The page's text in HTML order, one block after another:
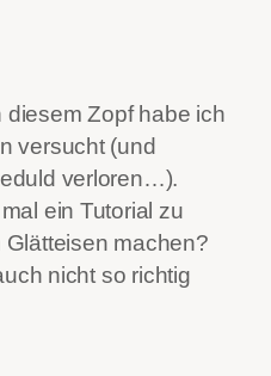
diesem Zopf habe ich
versucht (und
verloren…).
ein Tutorial zu
machen?
nicht so richtig